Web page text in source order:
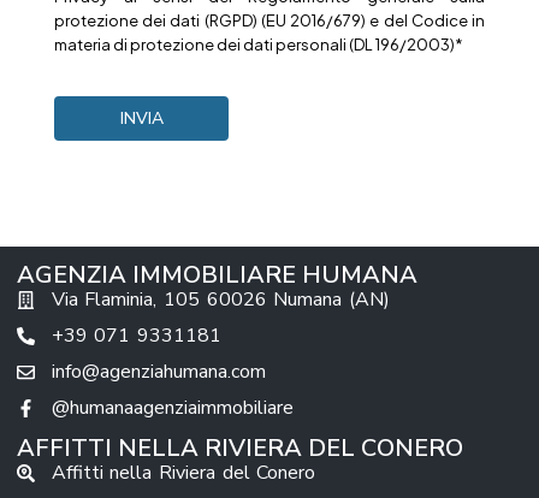
protezione dei dati (RGPD) (EU 2016/679) e del Codice in
materia di protezione dei dati personali (DL 196/2003)*
AGENZIA IMMOBILIARE HUMANA
Via Flaminia, 105 60026 Numana (AN)
+39 071 9331181
info@agenziahumana.com
@humanaagenziaimmobiliare
AFFITTI NELLA RIVIERA DEL CONERO
Affitti nella Riviera del Conero